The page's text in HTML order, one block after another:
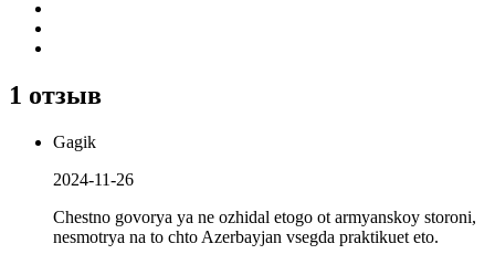
1 отзыв
Gagik
2024-11-26
Chestno govorya ya ne ozhidal etogo ot armyanskoy storoni,
nesmotrya na to chto Azerbayjan vsegda praktikuet eto.